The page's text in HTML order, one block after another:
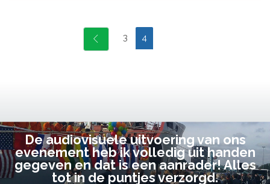
3 4
De audiovisuele uitvoering van ons
evenement heb ik volledig uit handen
gegeven en dat is een aanrader! Alles
tot in de puntjes verzorgd.